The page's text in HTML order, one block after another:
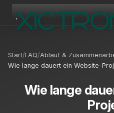
Start FAQ Ablauf &
Wie lange dauert ein Website-
Wie lange
XICTRON